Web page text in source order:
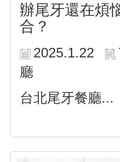
辦尾牙還在煩
合？
2025.1.22
廳
台北尾牙餐廳...